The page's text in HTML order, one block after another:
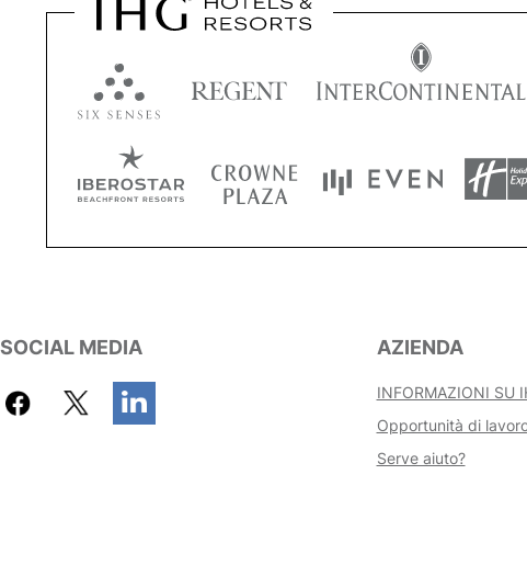
SOCIAL MEDIA AZIENDA
INFORMAZIONI SU
Opportunità di
Serve aiuto?